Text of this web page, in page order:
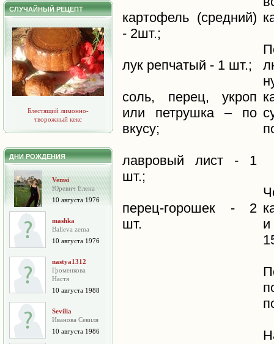
СЛУЧАЙНЫЙ РЕЦЕПТ
Блестящий лимонно-
творожный кекс
ДНИ РОЖДЕНИЯ
Vemsi
Юревич Елена
10 августа 1976
mashka
Balieva zema
10 августа 1976
nastya1312
Громенкова
Настя
10 августа 1988
Sevilia
Иванова Севиля
10 августа 1986
картофель (средний)
- 2шт.;
лук репчатый - 1 шт.;
соль, перец, укроп
или петрушка – по
вкусу;
лавровый лист - 1
шт.;
перец-горошек - 2
шт.